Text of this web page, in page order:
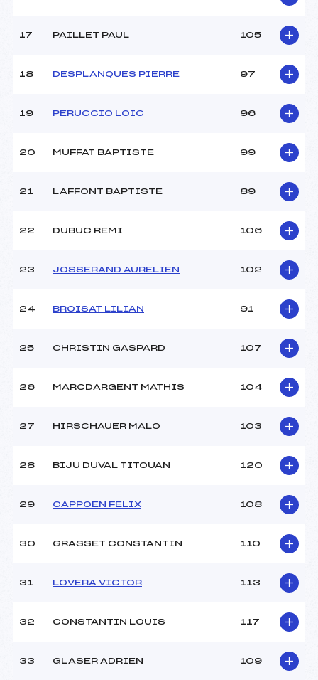
17 PAILLET PAUL 105
18 DESPLANQUES PIERRE 97
19 PERUCCIO LOIC 96
20 MUFFAT BAPTISTE 99
21 LAFFONT BAPTISTE 89
22 DUBUC REMI 106
23 JOSSERAND AURELIEN 102
24 BROISAT LILIAN 91
25 CHRISTIN GASPARD 107
26 MARCDARGENT MATHIS 104
27 HIRSCHAUER MALO 103
28 BIJU DUVAL TITOUAN 120
29 CAPPOEN FELIX 108
30 GRASSET CONSTANTIN 110
31 LOVERA VICTOR 113
32 CONSTANTIN LOUIS 117
33 GLASER ADRIEN 109